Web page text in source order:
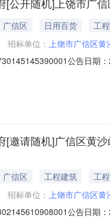
广信区 日用百货
工程
招标单位： 上饶市广信区
公告日期
牌参数数量报价(元)总价(
[邀请随机]广信区黄
广信区 工程建筑
工程
招标单位： 上饶市广信区
公告日期